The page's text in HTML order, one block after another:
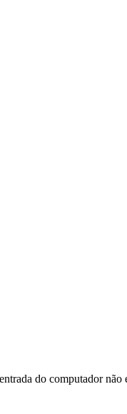
do computador não